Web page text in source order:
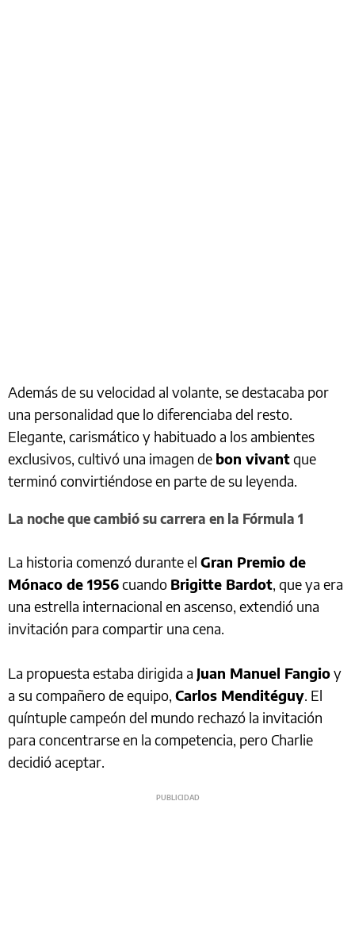
Además de su velocidad al volante, se destacaba por
una personalidad que lo diferenciaba del resto.
Elegante, carismático y habituado a los ambientes
exclusivos, cultivó una imagen de bon vivantque
terminó convirtiéndose en parte de su leyenda.
La noche que cambió su carrera en la Fórmula 1
La historia comenzó durante el Gran Premio de
Mónaco de 1956cuando Brigitte Bardot, que ya era
una estrella internacional en ascenso, extendió una
invitación para compartir una cena.
La propuesta estaba dirigida a Juan Manuel Fangioy
a su compañero de equipo, Carlos Menditéguy. El
quíntuple campeón del mundo rechazó la invitación
para concentrarse en la competencia, pero Charlie
decidió aceptar.